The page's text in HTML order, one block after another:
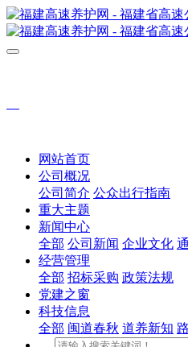
网站首页
公司概况
公司简介 公众出行指南
重大主题
新闻中心
全部 公司新闻 企业文化
经营管理
全部 招标采购 政策法规
党建之窗
科技信息
全部 闽道春秋 道养新知